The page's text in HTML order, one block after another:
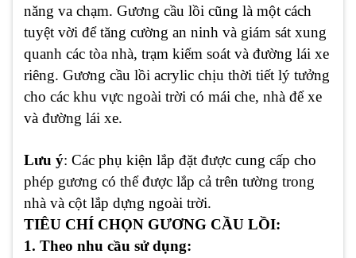
năng va chạm. Gương cầu lồi cũng là một cách
tuyệt vời để tăng cường an ninh và giám sát xung
quanh các tòa nhà, trạm kiểm soát và đường lái xe
riêng. Gương cầu lồi acrylic chịu thời tiết lý tưởng
cho các khu vực ngoài trời có mái che, nhà để xe
và đường lái xe.
Lưu ý: Các phụ kiện lắp đặt được cung cấp cho
phép gương có thể được lắp cả trên tường trong
nhà và cột lắp dựng ngoài trời.
TIÊU CHÍ CHỌN GƯƠNG CẦU LỒI:
1. Theo nhu cầu sử dụng: